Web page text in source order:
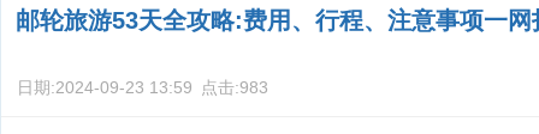
邮轮旅游53天全攻略:费用、行程、注意事项一网
日期:2024-09-23 13:59 点击:983